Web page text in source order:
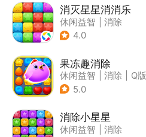
消灭星星消消乐
休闲益智
消除
4.0
果冻趣消除
休闲益智 消除
Q版
5.0
消除小星星
休闲益智
消除